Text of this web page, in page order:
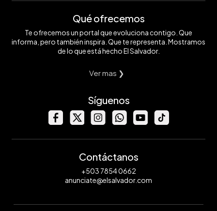
Qué ofrecemos
Te ofrecemos un portal que evoluciona contigo. Que
informa, pero también inspira. Que te representa. Mostramos
de lo que está hecho El Salvador.
Ver mas ❯
Síguenos
Contáctanos
+503 7854 0662
anunciate@elsalvador.com